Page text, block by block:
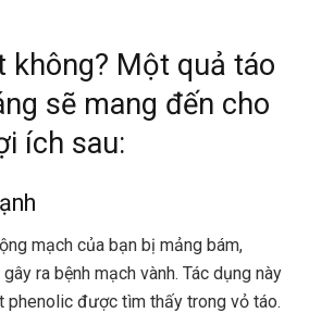
không? Một quả táo
sẽ mang đến cho
ích sau:
mạch của bạn bị mảng bám,
ra bệnh mạch vành. Tác dụng này
phenolic được tìm thấy trong vỏ táo.